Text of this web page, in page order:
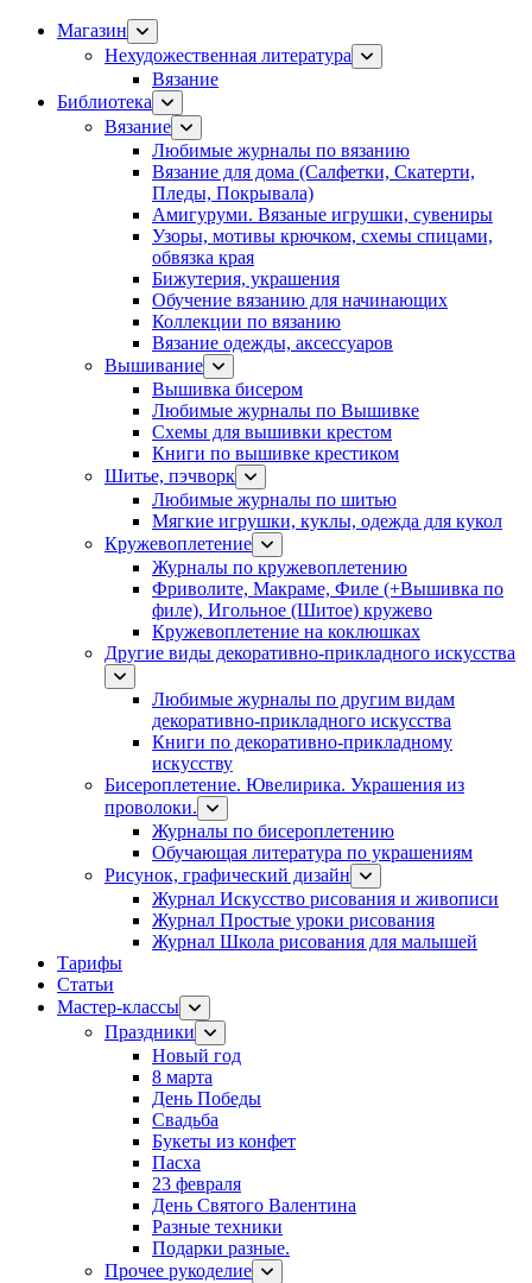
Магазин
Нехудожественная литература
Вязание
Библиотека
Вязание
Любимые журналы по вязанию
Вязание для дома (Салфетки, Скатерти,
Пледы, Покрывала)
Амигуруми. Вязаные игрушки, сувениры
Узоры, мотивы крючком, схемы спицами,
обвязка края
Бижутерия, украшения
Обучение вязанию для начинающих
Коллекции по вязанию
Вязание одежды, аксессуаров
Вышивание
Вышивка бисером
Любимые журналы по Вышивке
Схемы для вышивки крестом
Книги по вышивке крестиком
Шитье, пэчворк
Любимые журналы по шитью
Мягкие игрушки, куклы, одежда для кукол
Кружевоплетение
Журналы по кружевоплетению
Фриволите, Макраме, Филе (+Вышивка по
филе), Игольное (Шитое) кружево
Кружевоплетение на коклюшках
Другие виды декоративно-прикладного искусства
Любимые журналы по другим видам
декоративно-прикладного искусства
Книги по декоративно-прикладному
искусству
Бисероплетение. Ювелирика. Украшения из
проволоки.
Журналы по бисероплетению
Обучающая литература по украшениям
Рисунок, графический дизайн
Журнал Искусство рисования и живописи
Журнал Простые уроки рисования
Журнал Школа рисования для малышей
Тарифы
Статьи
Мастер-классы
Праздники
Новый год
8 марта
День Победы
Свадьба
Букеты из конфет
Пасха
23 февраля
День Святого Валентина
Разные техники
Подарки разные.
Прочее рукоделие